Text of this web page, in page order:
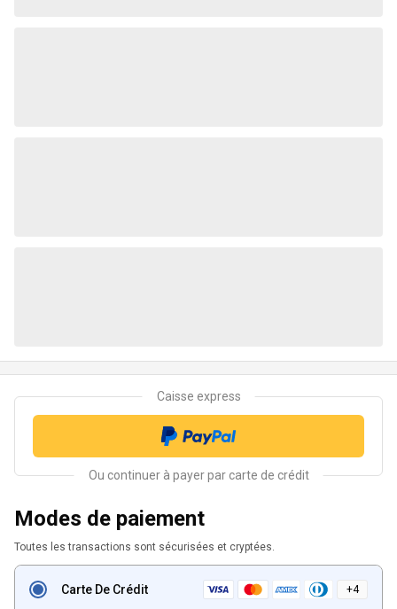
Modes de paiement
Toutes les transactions sont sécurisées et cryptées.
Carte De Crédit +4